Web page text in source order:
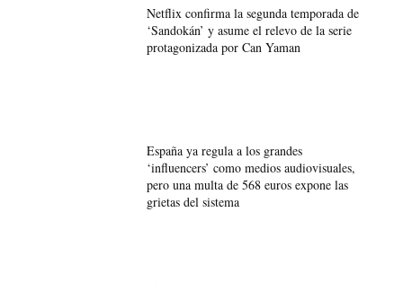
Netflix confirma la segunda temporada de
‘Sandokán’ y asume el relevo de la serie
protagonizada por Can Yaman
España ya regula a los grandes
‘influencers’ como medios audiovisuales,
pero una multa de 568 euros expone las
grietas del sistema